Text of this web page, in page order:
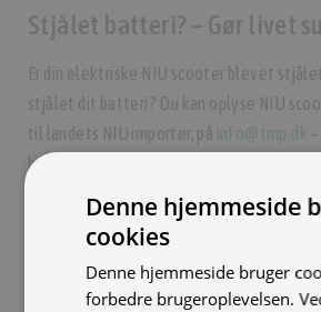
Stjålet batteri? – Gør livet
Er din elektriske NIU scooter blevet
stjålet dit batteri? Du kan oplyse NIU
til landets NIU importør, på info@tmp.dk
batteriets serienummer på en global
anden NIU scooter end den scooter som
Hvis du skulle overveje at købe et nyt,
Denne hjemmeside
cookies
Denne hjemmeside bruger
forbedre brugeroplevelsen.